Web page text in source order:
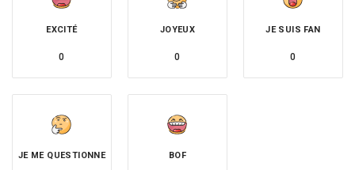
EXCITÉ
0
JOYEUX
0
JE SUIS FAN
0
JE ME QUESTIONNE BOF